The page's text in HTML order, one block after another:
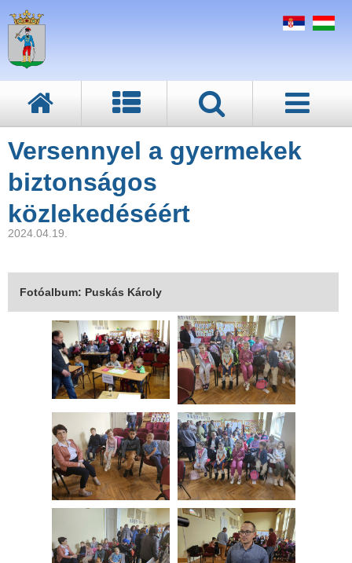
Versennyel a gyermekek
biztonságos
közlekedéséért
2024.04.19.
Fotóalbum: Puskás Károly